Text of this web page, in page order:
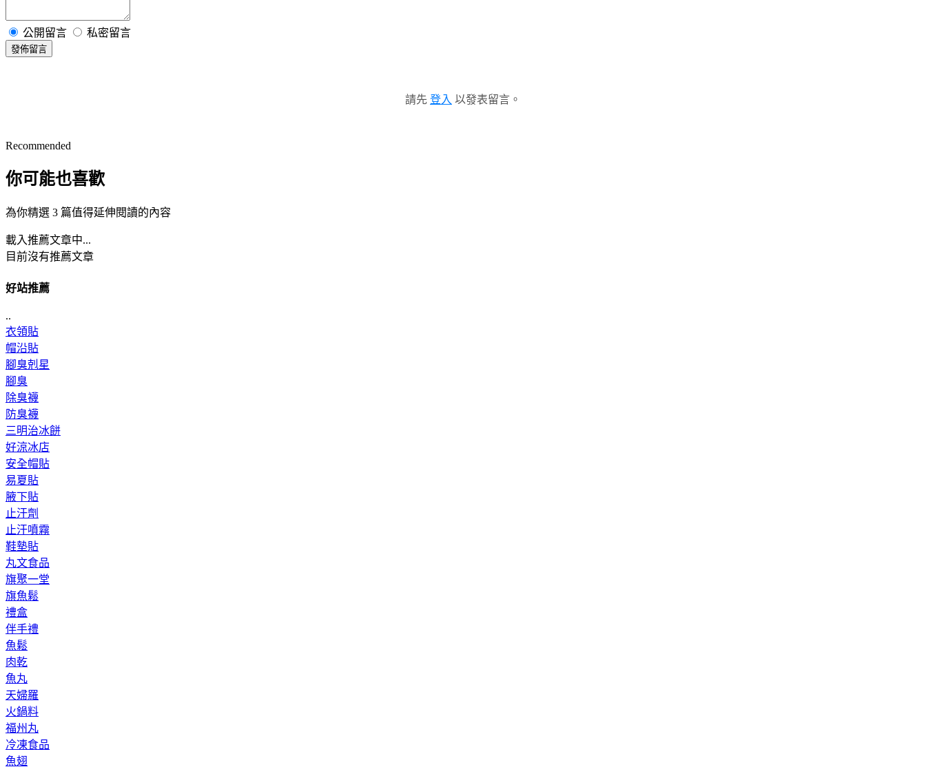
公開留言 私密留言
發佈留言
請先 登入 以發表留言。
Recommended
你可能也喜歡
為你精選 3 篇值得延伸閱讀的內容
載入推薦文章中...
目前沒有推薦文章
好站推薦
..
衣領貼
帽沿貼
腳臭剋星
腳臭
除臭襪
防臭襪
三明治冰餅
好涼冰店
安全帽貼
易夏貼
腋下貼
止汗劑
止汗噴霧
鞋墊貼
丸文食品
旗聚一堂
旗魚鬆
禮盒
伴手禮
魚鬆
肉乾
魚丸
天婦羅
火鍋料
福州丸
冷凍食品
魚翅